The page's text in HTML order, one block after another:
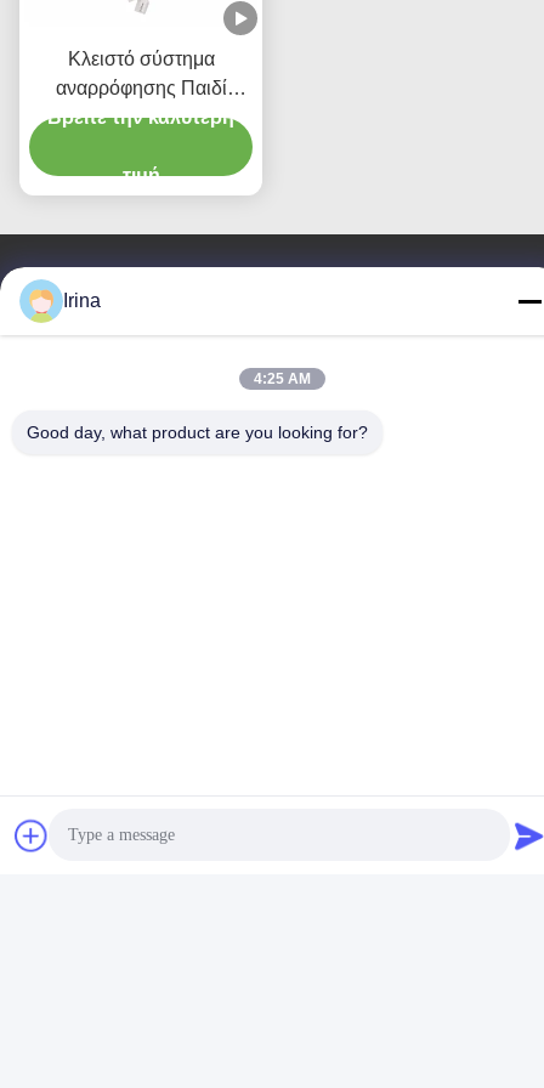
Κλειστό σύστημα
αναρρόφησης Παιδί
τύπου 72H CSC Ενιαία
Βρείτε την καλύτερη
τιμή
Επικοινωνήστε μαζί μας
86-020-3156-0583
Irina
4:25 AM
Good day, what product are you looking for?